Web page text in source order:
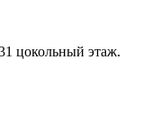
цокольный этаж.